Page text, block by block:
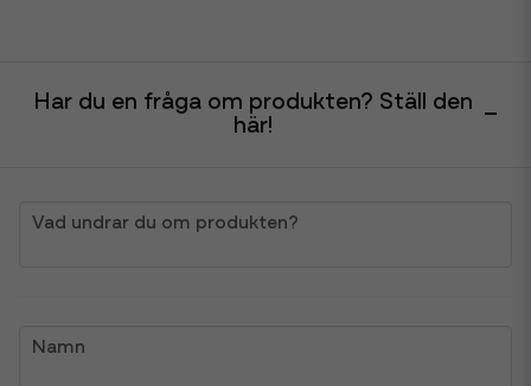
Har du en fråga om produkten? Ställ den
här!
question
Vad undrar du om produkten?
name
Namn